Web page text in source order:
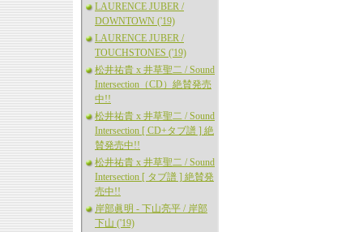
LAURENCE JUBER /
DOWNTOWN ('19)
LAURENCE JUBER /
TOUCHSTONES ('19)
松井祐貴 x 井草聖二 / Sound
Intersection（CD）絶賛発売
中!!
松井祐貴 x 井草聖二 / Sound
Intersection [ CD+タブ譜 ] 絶
賛発売中!!
松井祐貴 x 井草聖二 / Sound
Intersection [ タブ譜 ] 絶賛発
売中!!
岸部眞明 - 下山亮平 / 岸部
下山 ('19)